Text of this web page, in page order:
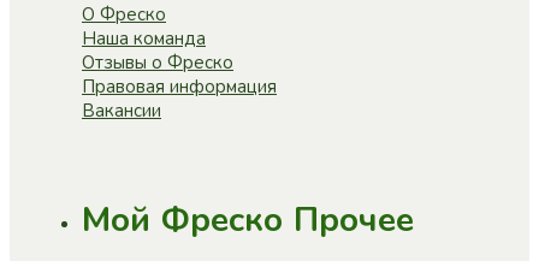
О Фреско
Наша команда
Отзывы о Фреско
Правовая информация
Вакансии
Мой Фреско Прочее